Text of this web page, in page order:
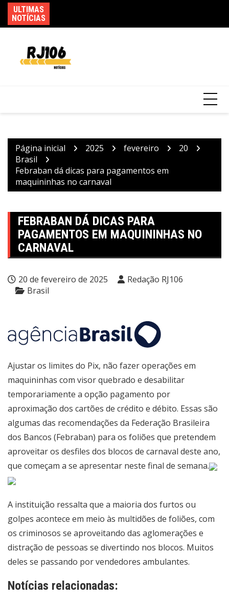
para
o
ULTIMAS
NOTÍCIAS
Página inicial 2025 fevereiro
20
Brasil
Febraban dá dicas para pagamentos em
maquininhas no carnaval
FEBRABAN DÁ DICAS PARA
PAGAMENTOS EM MAQUININHAS NO
CARNAVAL
20 de fevereiro de 2025
Redação RJ106
Brasil
Ajustar os limites do Pix, não fazer operações em
maquininhas com visor quebrado e desabilitar
temporariamente a opção pagamento por
aproximação dos cartões de crédito e débito. Essas são
algumas das recomendações da Federação Brasileira
dos Bancos (Febraban) para os foliões que pretendem
aproveitar os desfiles dos blocos de carnaval deste ano,
que começam a se apresentar neste final de semana.
A instituição ressalta que a maioria dos furtos ou
golpes acontece em meio às multidões de foliões, com
os criminosos se aproveitando das aglomerações e
distração de pessoas se divertindo nos blocos. Muitos
deles se passando por vendedores ambulantes.
Notícias relacionadas: